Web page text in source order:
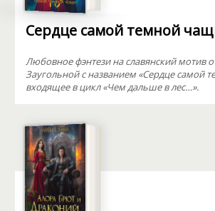
Сердце самой темной
Любовное фэнтези на славянский мотив
Заугольной с названием «Сердце самой
входящее в цикл «Чем дальше в лес…».